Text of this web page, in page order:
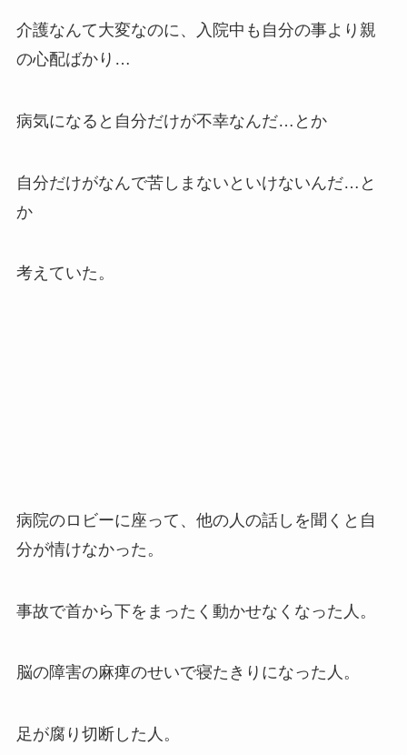
介護なんて大変なのに、入院中も自分の事より親
の心配ばかり…
病気になると自分だけが不幸なんだ…とか
自分だけがなんで苦しまないといけないんだ…と
か
考えていた。
病院のロビーに座って、他の人の話しを聞くと自
分が情けなかった。
事故で首から下をまったく動かせなくなった人。
脳の障害の麻痺のせいで寝たきりになった人。
足が腐り切断した人。